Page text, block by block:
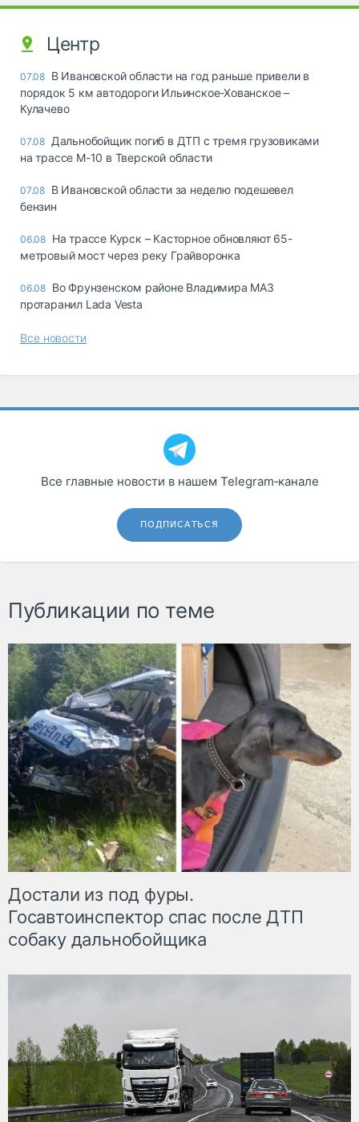
Центр
07.08 В Ивановской области на год раньше привели в
порядок 5 км автодороги Ильинское-Хованское –
Кулачево
07.08 Дальнобойщик погиб в ДТП с тремя грузовиками
на трассе М-10 в Тверской области
07.08 В Ивановской области за неделю подешевел
бензин
06.08 На трассе Курск – Касторное обновляют 65-
метровый мост через реку Грайворонка
06.08 Во Фрунзенском районе Владимира МАЗ
протаранил Lada Vesta
Все новости
Все главные новости в нашем Telegram‑канале
ПОДПИСАТЬСЯ
Публикации по теме
Достали из под фуры.
Госавтоинспектор спас после ДТП
собаку дальнобойщика